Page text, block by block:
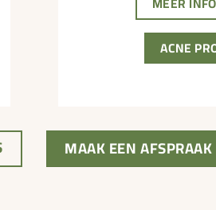
ACNE
MAAK EEN AFSPRAAK